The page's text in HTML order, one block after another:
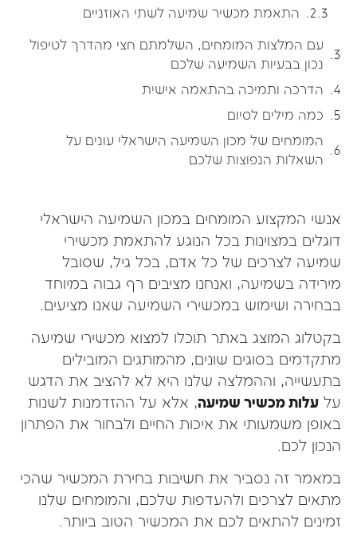
התאמת מכשיר שמיעה לשתי האוזניים
עם המלצות המומחים, השלמתם חצי מהדרך לטיפול
נכון בבעיות השמיעה שלכם
הדרכה ותמיכה בהתאמה אישית
כמה מילים לסיום
המומחים של מכון השמיעה הישראלי עונים על
השאלות הנפוצות שלכם
אנשי המקצוע המומחים במכון השמיעה הישראלי
דוגלים במצוינות בכל הנוגע להתאמת מכשירי
שמיעה לצרכים של כל אדם, בכל גיל, שסובל
מירידה בשמיעה, ואנחנו מציבים רף גבוה במיוחד
בבחירה ושימוש במכשירי השמיעה שאנו מציעים.
בקטלוג המוצג באתר תוכלו למצוא מכשירי שמיעה
מתקדמים בסוגים שונים, מהמותגים המובילים
בתעשייה, וההמלצה שלנו היא לא להציב את הדגש
על עלות מכשיר שמיעה, אלא על ההזדמנות לשנות
באופן משמעותי את איכות החיים ולבחור את הפתרון
הנכון לכם.
במאמר זה נסביר את חשיבות בחירת המכשיר שהכי
מתאים לצרכים ולהעדפות שלכם, והמומחים שלנו
זמינים להתאים לכם את המכשיר הטוב ביותר.